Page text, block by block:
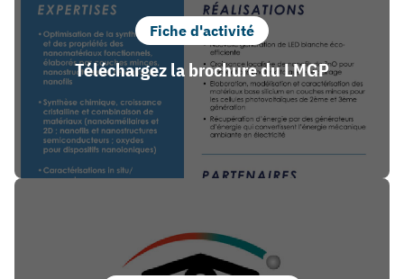
Fiche d'activité
Téléchargez la brochure du LMGP